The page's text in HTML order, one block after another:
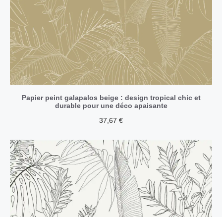
Papier peint galapalos beige : design tropical chic et
durable pour une déco apaisante
37,67 €